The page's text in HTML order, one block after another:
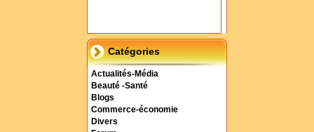
Catégories
Actualités-Média
Beauté -Santé
Blogs
Commerce-économie
Divers